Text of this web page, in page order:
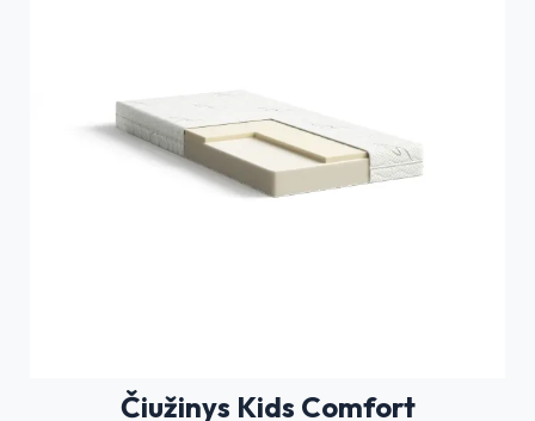
Čiužinys Kids Comfort